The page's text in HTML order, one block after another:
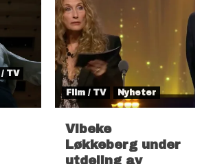
TV
Film / TV Nyheter
Vibeke
Løkkeberg under
utdeling av